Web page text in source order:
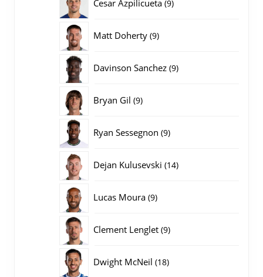
Cesar Azpilicueta 9
Matt Doherty 99
Davinson Sanchez 99
Bryan Gil 99
Ryan Sessegnon 99
Dejan Kulusevski 1414
Lucas Moura 99
Clement Lenglet 99
Dwight McNeil 1818